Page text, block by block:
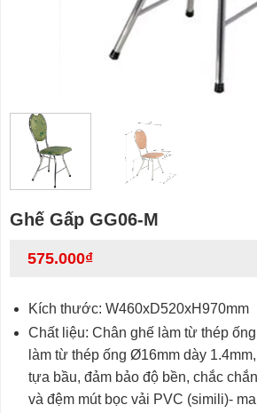
Ghế Gấp GG06-M
575.000₫
Kích thước: W460xD520xH970mm
Chất liệu: Chân ghế làm từ thép
làm từ thép ống Ø16mm dày
tựa bầu, đảm bảo độ bền, chắc
và đệm mút bọc vải PVC (simili)-